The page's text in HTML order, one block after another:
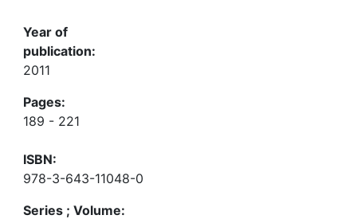
Year of
publication:
2011
Pages:
189 - 221
ISBN:
978-3-643-11048-0
Series ; Volume: